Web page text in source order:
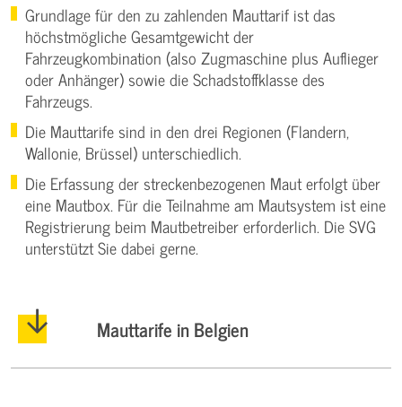
Grundlage für den zu zahlenden Mauttarif ist das
höchstmögliche Gesamtgewicht der
Fahrzeugkombination (also Zugmaschine plus Auflieger
oder Anhänger) sowie die Schadstoffklasse des
Fahrzeugs.
Die Mauttarife sind in den drei Regionen (Flandern,
Wallonie, Brüssel) unterschiedlich.
Die Erfassung der streckenbezogenen Maut erfolgt über
eine Mautbox. Für die Teilnahme am Mautsystem ist eine
Registrierung beim Mautbetreiber erforderlich. Die SVG
unterstützt Sie dabei gerne.
Mauttarife in Belgien